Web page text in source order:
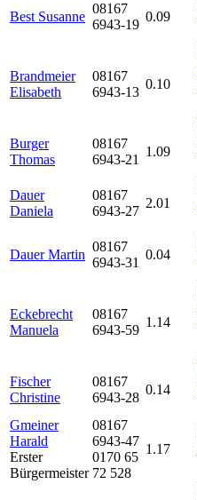
Best Susanne
08167
6943-19
0.09
Brandmeier
Elisabeth
08167
6943-13
0.10
Burger
Thomas
08167
6943-21
1.09
Dauer
Daniela
08167
6943-27
2.01
Dauer Martin
08167
6943-31
0.04
Eckebrecht
Manuela
08167
6943-59
1.14
Fischer
Christine
08167
6943-28
0.14
Gmeiner
Harald
Erster
Bürgermeister
08167
6943-47
0170 65
72 528
1.17